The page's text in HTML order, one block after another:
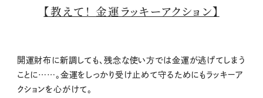
【教えて！ 金運ラッキーアクション】
開運財布に新調しても、残念な使い方では金運が逃げてしまう
ことに……。金運をしっかり受け止めて守るためにもラッキーア
クションを心がけて。